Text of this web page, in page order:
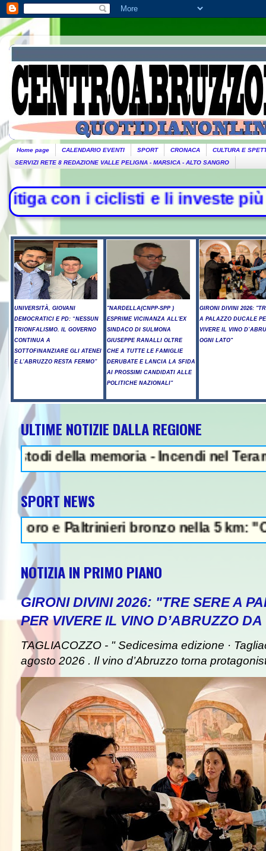
Home page CALENDARIO EVENTI SPORT CRONACA
CULTURA E
SERVIZI RETE 8 REDAZIONE VALLE PELIGNA - MARSICA - ALTO SANGRO
e li investe più
UNIVERSITÀ, GIOVANI
DEMOCRATICI E PD: “NESSUN
TRIONFALISMO. IL GOVERNO
CONTINUA A
SOTTOFINANZIARE GLI ATENEI
E L’ABRUZZO RESTA FERMO”
"NARDELLA(CNPP-SPP )
ESPRIME VICINANZA ALL'EX
SINDACO DI SULMONA
GIUSEPPE RANALLI OLTRE
CHE A TUTTE LE FAMIGLIE
DERUBATE E LANCIA LA SFIDA
AI PROSSIMI CANDIDATI ALLE
POLITICHE NAZIONALI"
GIRONI DIVINI 2026:
A PALAZZO DUCALE
VIVERE IL VINO
OGNI LATO"
ULTIME NOTIZIE DALLA REGIONE
memoria - Incendi nel Teramano,
SPORT NEWS
bronzo nella 5 km: "Ora ci
NOTIZIA IN PRIMO PIANO
GIRONI DIVINI 2026: "TRE SERE A
PER VIVERE IL VINO D’ABRUZZO
TAGLIACOZZO - " Sedicesima edizione ·
agosto 2026 . Il vino d’Abruzzo torna